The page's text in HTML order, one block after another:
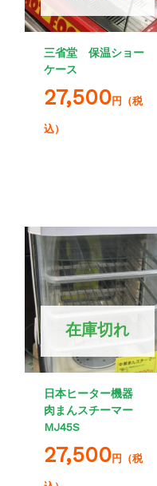
三省堂 保温ショー
ケース
27,500円（税
込）
在庫切れ
日本ヒーター機器
肉まんスチーマー
MJ45S
27,500円（税